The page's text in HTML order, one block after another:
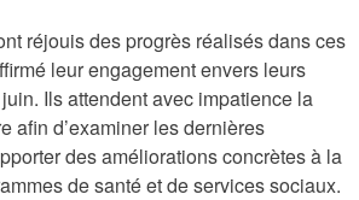
réjouis des progrès réalisés dans ces
leur engagement envers leurs
Ils attendent avec impatience la
afin d’examiner les dernières
des améliorations concrètes à la
de santé et de services sociaux.